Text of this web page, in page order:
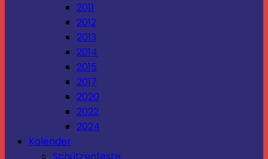
2011
2012
2013
2014
2015
2017
2020
2022
2024
Kalender